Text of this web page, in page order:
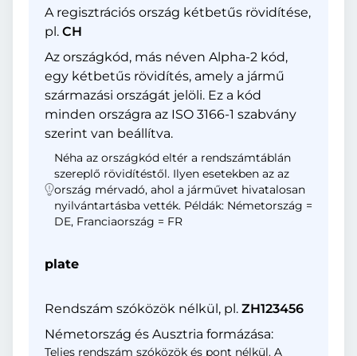
A regisztrációs ország kétbetűs rövidítése,
pl. CH
Az országkód, más néven Alpha-2 kód,
egy kétbetűs rövidítés, amely a jármű
származási országát jelöli. Ez a kód
minden országra az ISO 3166-1 szabvány
szerint van beállítva.
Néha az országkód eltér a rendszámtáblán
szereplő rövidítéstől. Ilyen esetekben az az
ország mérvadó, ahol a járművet hivatalosan
nyilvántartásba vették. Példák: Németország =
DE, Franciaország = FR
plate
Rendszám szóközök nélkül, pl. ZH123456
Németország és Ausztria formázása:
Teljes rendszám szóközök és pont nélkül. A